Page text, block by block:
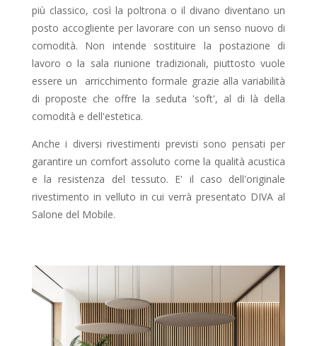
più classico, così la poltrona o il divano diventano un
posto accogliente per lavorare con un senso nuovo di
comodità. Non intende sostituire la postazione di
lavoro o la sala riunione tradizionali, piuttosto vuole
essere un arricchimento formale grazie alla variabilità
di proposte che offre la seduta 'soft', al di là della
comodità e dell'estetica.
Anche i diversi rivestimenti previsti sono pensati per
garantire un comfort assoluto come la qualità acustica
e la resistenza del tessuto. E' il caso dell'originale
rivestimento in velluto in cui verrà presentato DIVA al
Salone del Mobile.